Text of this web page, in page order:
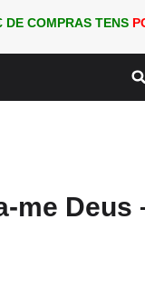
DE COMPRAS TENS
me Deus